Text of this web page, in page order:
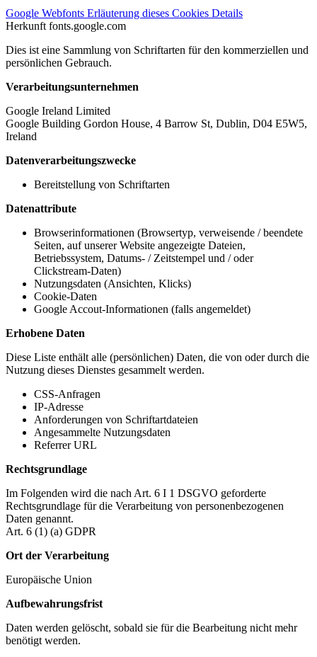
Google Webfonts Erläuterung dieses Cookies Details
Herkunft fonts.google.com
Dies ist eine Sammlung von Schriftarten für den kommerziellen und
persönlichen Gebrauch.
Verarbeitungsunternehmen
Google Ireland Limited
Google Building Gordon House, 4 Barrow St, Dublin, D04 E5W5,
Ireland
Datenverarbeitungszwecke
Bereitstellung von Schriftarten
Datenattribute
Browserinformationen (Browsertyp, verweisende / beendete
Seiten, auf unserer Website angezeigte Dateien,
Betriebssystem, Datums- / Zeitstempel und / oder
Clickstream-Daten)
Nutzungsdaten (Ansichten, Klicks)
Cookie-Daten
Google Accout-Informationen (falls angemeldet)
Erhobene Daten
Diese Liste enthält alle (persönlichen) Daten, die von oder durch die
Nutzung dieses Dienstes gesammelt werden.
CSS-Anfragen
IP-Adresse
Anforderungen von Schriftartdateien
Angesammelte Nutzungsdaten
Referrer URL
Rechtsgrundlage
Im Folgenden wird die nach Art. 6 I 1 DSGVO geforderte
Rechtsgrundlage für die Verarbeitung von personenbezogenen
Daten genannt.
Art. 6 (1) (a) GDPR
Ort der Verarbeitung
Europäische Union
Aufbewahrungsfrist
Daten werden gelöscht, sobald sie für die Bearbeitung nicht mehr
benötigt werden.